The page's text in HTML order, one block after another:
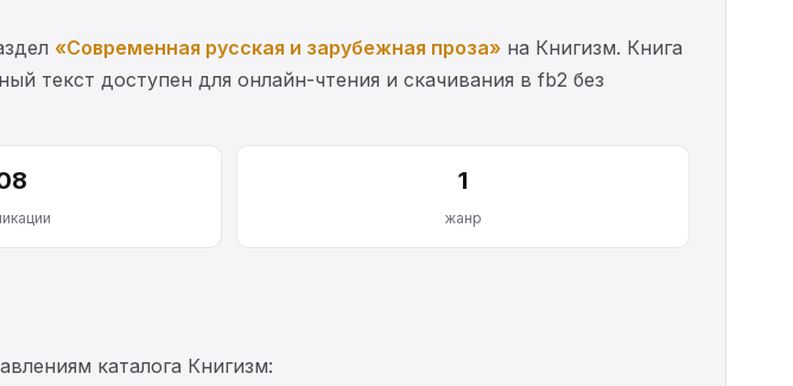
«Современная русская и зарубежная проза» на Книгизм. Книга
текст доступен для онлайн-чтения и скачивания в fb2 без
1
жанр
каталога Книгизм: